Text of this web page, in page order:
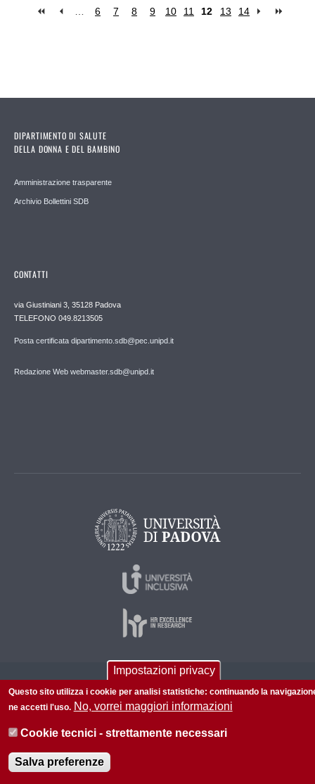
6 7 8 9 10 11 12 13 14
DIPARTIMENTO DI SALUTE
DELLA DONNA E DEL BAMBINO
Amministrazione trasparente
Archivio Bollettini SDB
CONTATTI
via Giustiniani 3, 35128 Padova
TELEFONO 049.8213505
Posta certificata dipartimento.sdb@pec.unipd.it
Redazione Web webmaster.sdb@unipd.it
P.I. 00742430283 C.F. 80006480281
Impostazioni privacy
Questo sito utilizza i cookie per analisi statistiche: continuando la
ne accetti l'uso. No, vorrei maggiori informazioni
Cookie tecnici - strettamente necessari
Salva preferenze